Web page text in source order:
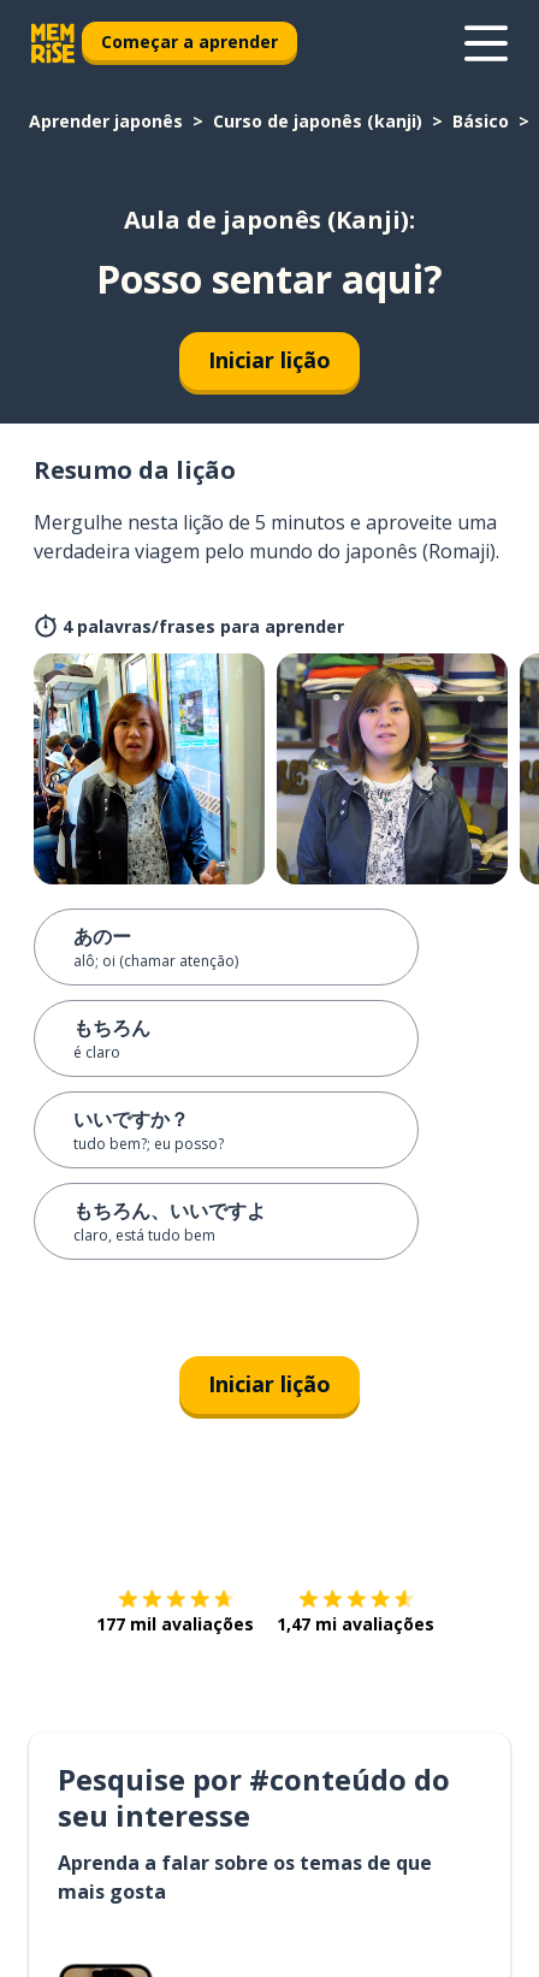
Começar a aprender
Aprender japonês Curso de japonês (kanji) Básico
Aula de japonês (Kanji):
Posso sentar aqui?
Iniciar lição
Resumo da lição
Mergulhe nesta lição de 5 minutos e aproveite uma
verdadeira viagem pelo mundo do japonês (Romaji).
4 palavras/frases para aprender
あのー
alô; oi (chamar atenção)
もちろん
é claro
いいですか？
tudo bem?; eu posso?
もちろん、いいですよ
claro, está tudo bem
Iniciar lição
177 mil avaliações 1,47 mi avaliações
Pesquise por #conteúdo do
seu interesse
Aprenda a falar sobre os temas de que
mais gosta